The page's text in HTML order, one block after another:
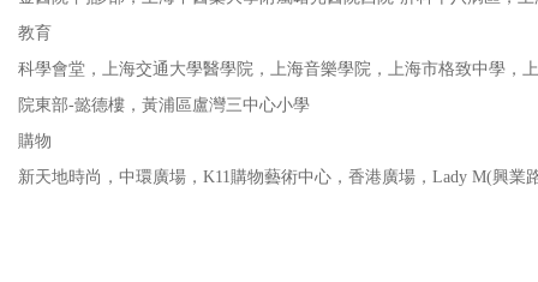
教育
科學會堂，上海交通大學醫學院，上海音樂學院，上海市格致中學，
院東部-懿德樓，黃浦區盧灣三中心小學
購物
新天地時尚，中環廣場，K11購物藝術中心，香港廣場，Lady M(興